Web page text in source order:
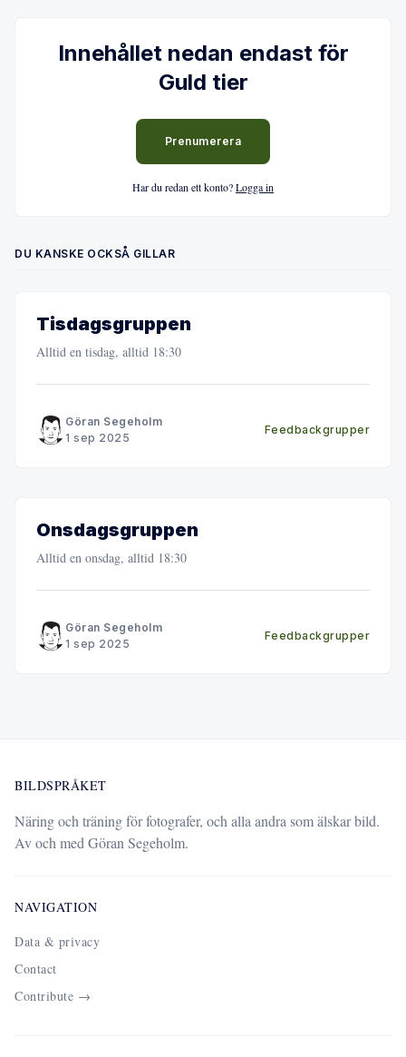
Innehållet nedan endast för
Guld tier
Prenumerera
Har du redan ett konto?Logga in
DU KANSKE OCKSÅ GILLAR
Tisdagsgruppen
Alltid en tisdag, alltid 18:30
Göran Segeholm
1 sep 2025
Feedbackgrupper
Onsdagsgruppen
Alltid en onsdag, alltid 18:30
Göran Segeholm
1 sep 2025
Feedbackgrupper
BILDSPRÅKET
Näring och träning för fotografer, och alla andra som älskar bild.
Av och med Göran Segeholm.
NAVIGATION
Data & privacy
Contact
Contribute →